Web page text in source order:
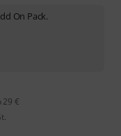
On Pack.
29 €